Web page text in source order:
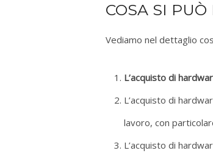
COSA SI
Vediamo nel dettaglio
L’acquisto di
L’acquisto di
lavoro, con
L’acquisto di